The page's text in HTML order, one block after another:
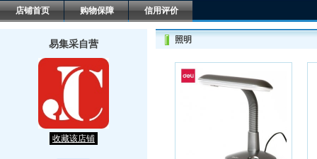
店铺首页 购物保障 信用评价
易集采自营
收藏该店铺
照明